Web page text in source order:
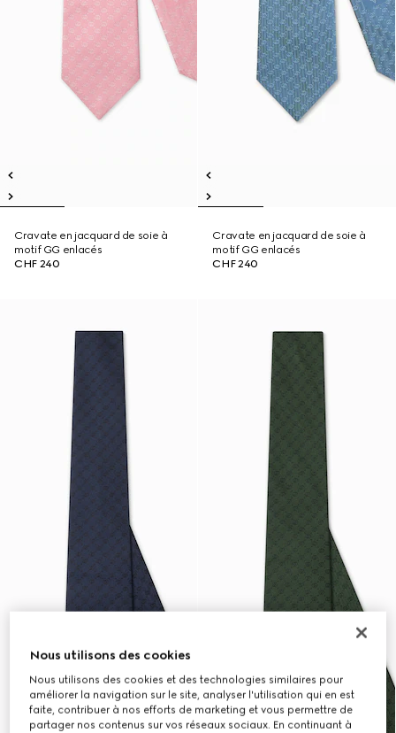
Cravate en jacquard de soie à
motif GG enlacés
CHF 240
Cravate en jacquard de soie à
motif GG enlacés
CHF 240
Nous utilisons des cookies
Nous utilisons des cookies et des technologies similaires pour
améliorer la navigation sur le site, analyser l'utilisation qui en est
faite, contribuer à nos efforts de marketing et vous permettre de
partager nos contenus sur vos réseaux sociaux. En continuant à